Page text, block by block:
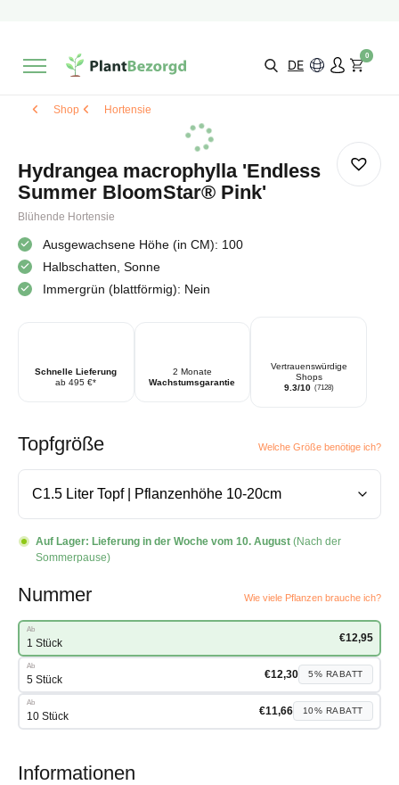
Wähle selbst
DE
0
Shop Hortensie
Hydrangea macrophylla 'Endless
Summer BloomStar® Pink'
Blühende Hortensie
Ausgewachsene Höhe (in CM): 100
Halbschatten, Sonne
Immergrün (blattförmig): Nein
Schnelle Lieferung
ab 495 €*
2 Monate
Wachstumsgarantie
Vertrauenswürdige
Shops
9.3/10 (7128)
Topfgröße Welche Größe benötige ich?
Auf Lager: Lieferung in der Woche vom 10. August (Nach der
Sommerpause)
Nummer Wie viele Pflanzen brauche ich?
Ab
1 Stück €12,95
Ab
5 Stück €12,30 5% RABATT
Ab
10 Stück €11,66 10% RABATT
Informationen